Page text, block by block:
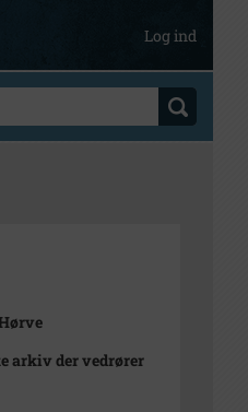
Log ind
arkiv der vedrører